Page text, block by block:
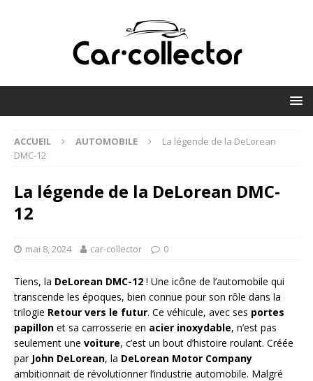
ACCUEIL AUTOMOBILE
La légende de la DeLorean
DMC-12
La légende de la DeLorean DMC-
12
mai 8, 2024 car-collector 0
Tiens, la DeLorean DMC-12 ! Une icône de l’automobile qui
transcende les époques, bien connue pour son rôle dans la
trilogie Retour vers le futur. Ce véhicule, avec ses portes
papillon et sa carrosserie en acier inoxydable, n’est pas
seulement une voiture, c’est un bout d’histoire roulant. Créée
par John DeLorean, la DeLorean Motor Company
ambitionnait de révolutionner l’industrie automobile. Malgré